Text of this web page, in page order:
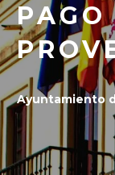
PAGO
Ayuntamiento